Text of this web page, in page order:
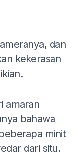
dan
kekerasan
amaran
bahawa
minit
dari situ.